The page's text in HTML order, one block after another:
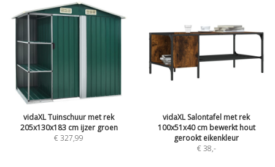
vidaXL Tuinschuur met rek
205x130x183 cm ijzer groen
€ 327,99
vidaXL Salontafel met rek
100x51x40 cm bewerkt hout
gerookt eikenkleur
€ 38,-